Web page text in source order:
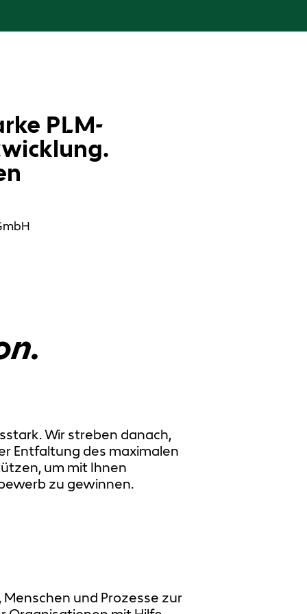
PLM-
Wir streben danach,
Entfaltung des maximalen
um mit Ihnen
zu gewinnen.
und Prozesse zur